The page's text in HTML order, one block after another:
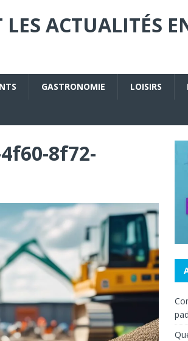
ACTUALITÉS
GASTRONOMIE LOISIRS
8f72-